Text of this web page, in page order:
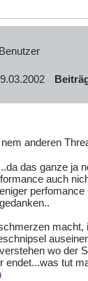
anderen
das ganze ja
auch
macht,
wo der
endet...was tut